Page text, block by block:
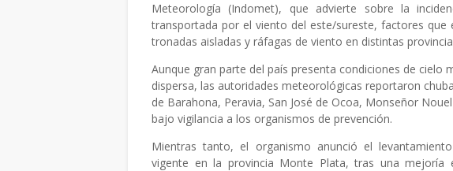
Meteorología (Indomet), que advierte sobre la
transportada por el viento del este/sureste, factores que
tronadas aisladas y ráfagas de viento en distintas
Aunque gran parte del país presenta condiciones de cielo
dispersa, las autoridades meteorológicas reportaron
de Barahona, Peravia, San José de Ocoa, Monseñor
bajo vigilancia a los organismos de prevención.
Mientras tanto, el organismo anunció el
vigente en la provincia Monte Plata, tras una mejoría